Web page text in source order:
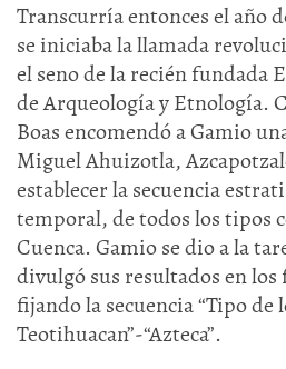
Transcurría entonces el año
se iniciaba la llamada
el seno de la recién fundada
de Arqueología y Etnología.
Boas encomendó a Gamio
Miguel Ahuizotla,
establecer la secuencia
temporal, de todos los tipos
Cuenca. Gamio se dio a la
divulgó sus resultados en los
fijando la secuencia “Tipo de
Teotihuacan”-“Azteca”.